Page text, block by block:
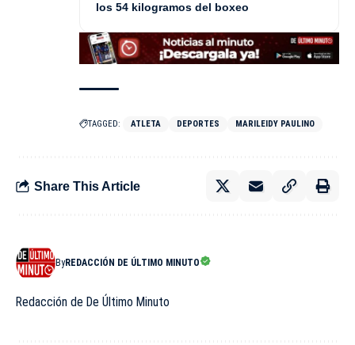
los 54 kilogramos del boxeo
TAGGED: ATLETA DEPORTES MARILEIDY PAULINO
Share This Article
ByREDACCIÓN DE ÚLTIMO MINUTO
Redacción de De Último Minuto